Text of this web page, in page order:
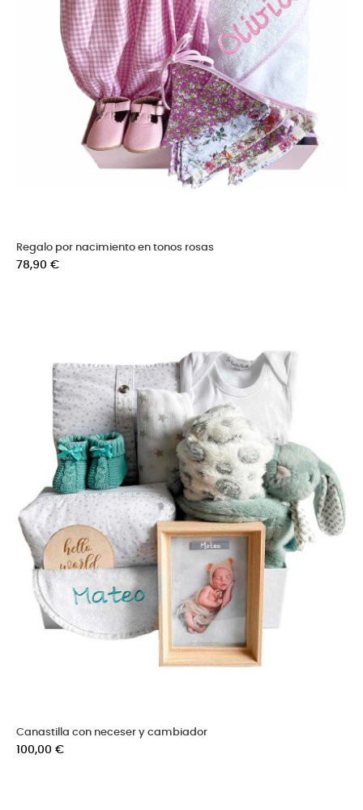
Regalo por nacimiento en tonos rosas
Precio
78,90 €
Canastilla con neceser y cambiador
Precio
100,00 €